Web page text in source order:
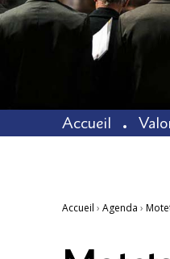
Accueil
Accueil › Agenda ›